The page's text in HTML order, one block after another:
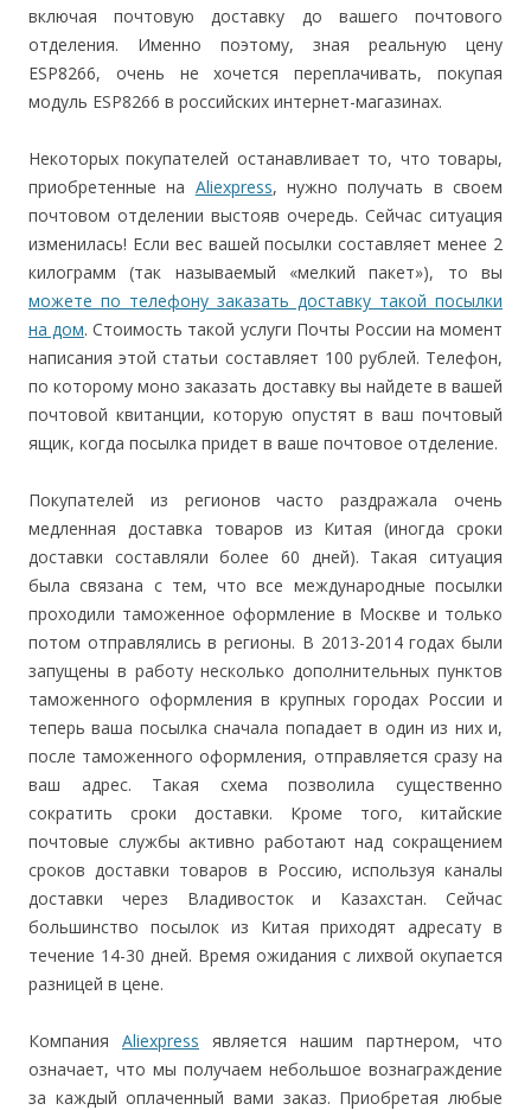
включая почтовую доставку до вашего почтового
отделения. Именно поэтому, зная реальную цену
ESP8266, очень не хочется переплачивать, покупая
модуль ESP8266 в российских интернет-магазинах.
Некоторых покупателей останавливает то, что товары,
приобретенные на Aliexpress, нужно получать в своем
почтовом отделении выстояв очередь. Сейчас ситуация
изменилась! Если вес вашей посылки составляет менее 2
килограмм (так называемый «мелкий пакет»), то вы
можете по телефону заказать доставку такой посылки
на дом. Стоимость такой услуги Почты России на момент
написания этой статьи составляет 100 рублей. Телефон,
по которому моно заказать доставку вы найдете в вашей
почтовой квитанции, которую опустят в ваш почтовый
ящик, когда посылка придет в ваше почтовое отделение.
Покупателей из регионов часто раздражала очень
медленная доставка товаров из Китая (иногда сроки
доставки составляли более 60 дней). Такая ситуация
была связана с тем, что все международные посылки
проходили таможенное оформление в Москве и только
потом отправлялись в регионы. В 2013-2014 годах были
запущены в работу несколько дополнительных пунктов
таможенного оформления в крупных городах России и
теперь ваша посылка сначала попадает в один из них и,
после таможенного оформления, отправляется сразу на
ваш адрес. Такая схема позволила существенно
сократить сроки доставки. Кроме того, китайские
почтовые службы активно работают над сокращением
сроков доставки товаров в Россию, используя каналы
доставки через Владивосток и Казахстан. Сейчас
большинство посылок из Китая приходят адресату в
течение 14-30 дней. Время ожидания с лихвой окупается
разницей в цене.
Компания Aliexpress является нашим партнером, что
означает, что мы получаем небольшое вознаграждение
за каждый оплаченный вами заказ. Приобретая любые